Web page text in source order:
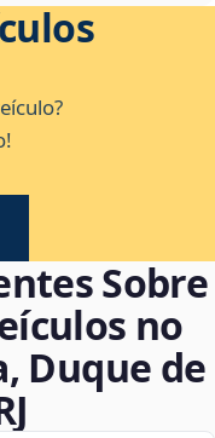
Sobre
no
Duque de